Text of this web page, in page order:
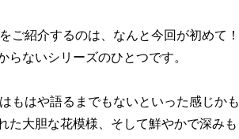
ご紹介するのは、なんと今回が初めて！
ないシリーズのひとつです。
もはや語るまでもないといった感じかも
た大胆な花模様、そして鮮やかで深みも